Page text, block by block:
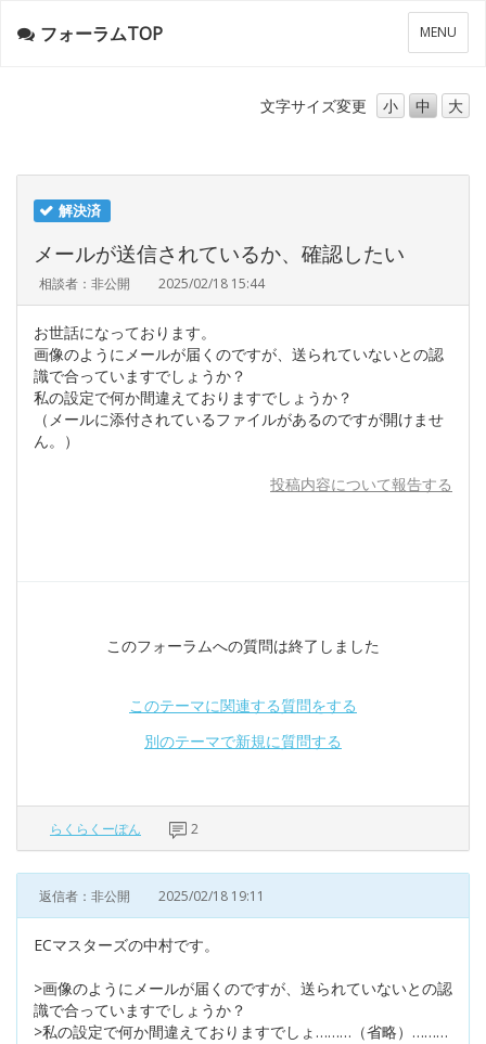
メ
ニ
ー
MENU
フォーラムTOP
文字サイズ変更 小 中 大
解決済
メールが送信されているか、確認したい
相談者：非公開 2025/02/18 15:44
お世話になっております。
画像のようにメールが届くのですが、送られていないとの認
識で合っていますでしょうか？
私の設定で何か間違えておりますでしょうか？
（メールに添付されているファイルがあるのですが開けませ
ん。）
投稿内容について報告する
このフォーラムへの質問は終了しました
このテーマに関連する質問をする
別のテーマで新規に質問する
らくらくーぽん 2
返信者：非公開 2025/02/18 19:11
ECマスターズの中村です。
>画像のようにメールが届くのですが、送られていないとの認
識で合っていますでしょうか？
>私の設定で何か間違えておりますでしょ………（省略）………